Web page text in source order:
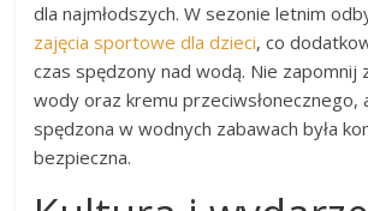
dla najmłodszych. W sezonie letnim
zajęcia sportowe dla dzieci, co
czas spędzony nad wodą. Nie zapomnij
wody oraz kremu przeciwsłonecznego,
spędzona w wodnych zabawach była
bezpieczna.